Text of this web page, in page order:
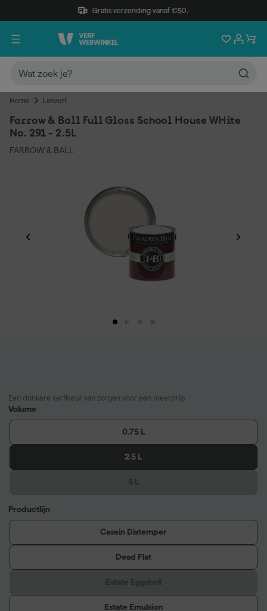
Gratis verzending vanaf €50,-
Home Lakverf
Farrow & Ball Full Gloss School House WHite
No. 291 - 2.5L
FARROW & BALL
Een donkere verfkleur kan zorgen voor een meerprijs.
Volume
0.75 L
2.5 L
Productlijn
Casein Distemper
Dead Flat
Estate Emulsion